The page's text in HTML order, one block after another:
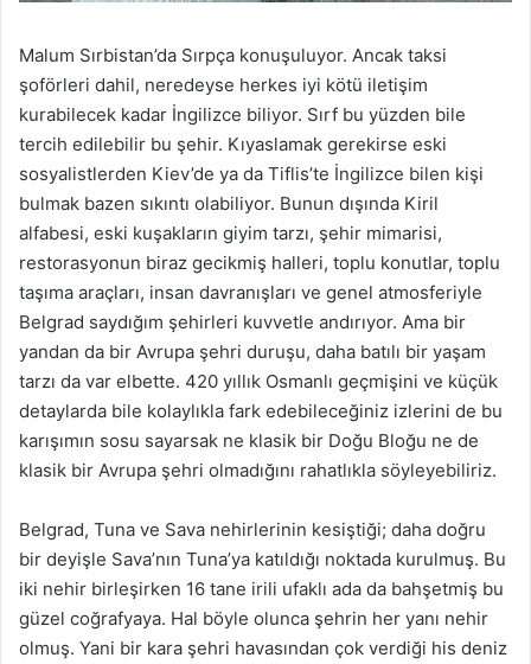
Malum Sırbistan’da Sırpça konuşuluyor. Ancak taksi
şoförleri dahil, neredeyse herkes iyi kötü iletişim
kurabilecek kadar İngilizce biliyor. Sırf bu yüzden bile
tercih edilebilir bu şehir. Kıyaslamak gerekirse eski
sosyalistlerden Kiev’de ya da Tiflis’te İngilizce bilen kişi
bulmak bazen sıkıntı olabiliyor. Bunun dışında Kiril
alfabesi, eski kuşakların giyim tarzı, şehir mimarisi,
restorasyonun biraz gecikmiş halleri, toplu konutlar, toplu
taşıma araçları, insan davranışları ve genel atmosferiyle
Belgrad saydığım şehirleri kuvvetle andırıyor. Ama bir
yandan da bir Avrupa şehri duruşu, daha batılı bir yaşam
tarzı da var elbette. 420 yıllık Osmanlı geçmişini ve küçük
detaylarda bile kolaylıkla fark edebileceğiniz izlerini de bu
karışımın sosu sayarsak ne klasik bir Doğu Bloğu ne de
klasik bir Avrupa şehri olmadığını rahatlıkla söyleyebiliriz.
Belgrad, Tuna ve Sava nehirlerinin kesiştiği; daha doğru
bir deyişle Sava’nın Tuna’ya katıldığı noktada kurulmuş. Bu
iki nehir birleşirken 16 tane irili ufaklı ada da bahşetmiş bu
güzel coğrafyaya. Hal böyle olunca şehrin her yanı nehir
olmuş. Yani bir kara şehri havasından çok verdiği his deniz